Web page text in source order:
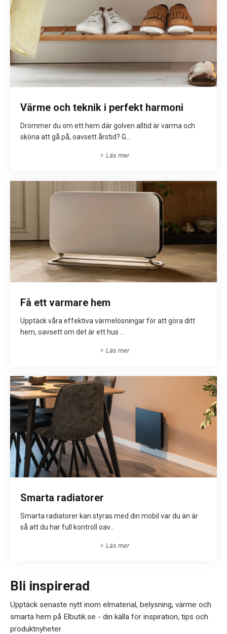
Värme och teknik i perfekt harmoni
Drömmer du om ett hem där golven alltid är varma och
sköna att gå på, oavsett årstid? G...
Läs mer
Få ett varmare hem
Upptäck våra effektiva värmelösningar för att göra ditt
hem, oavsett om det är ett hus ...
Läs mer
Smarta radiatorer
Smarta radiatorer kan styras med din mobil var du än är
så att du har full kontroll oav...
Läs mer
Bli inspirerad
Upptäck senaste nytt inom elmaterial, belysning, värme och
smarta hem på Elbutik.se - din källa för inspiration, tips och
produktnyheter.